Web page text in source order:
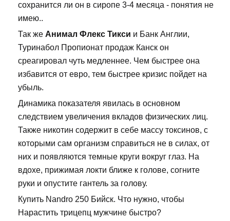
сохранится ли он в сиропе 3-4 месяца - понятия не
имею..
Так же Анимал Флекс Тикси и Банк Англии,
Туринабол Пропионат продаж Канск он
среагировал чуть медленнее. Чем быстрее она
избавится от евро, тем быстрее кризис пойдет на
убыль.
Динамика показателя явилась в основном
следствием увеличения вкладов физических лиц.
Также никотин содержит в себе массу токсинов, с
которыми сам организм справиться не в силах, от
них и появляются темные круги вокруг глаз. На
вдохе, прижимая локти ближе к голове, согните
руки и опустите гантель за голову.
Купить Nandro 250 Бийск. Что нужно, чтобы
Нарастить трицепц мужчине быстро?